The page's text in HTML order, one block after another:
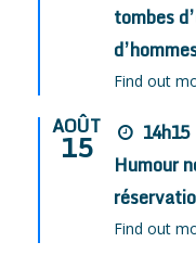
tombes
Find out
AOÛT
15
14h15
Humour
Find out